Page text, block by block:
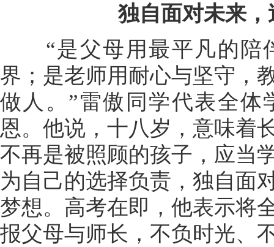
独自面对未来
“是父母用最平凡的陪
界；是老师用耐心与坚守，
做人。”雷傲同学代表全体
恩。他说，十八岁，意味着
不再是被照顾的孩子，应当
为自己的选择负责，独自面
梦想。高考在即，他表示将
报父母与师长，不负时光、